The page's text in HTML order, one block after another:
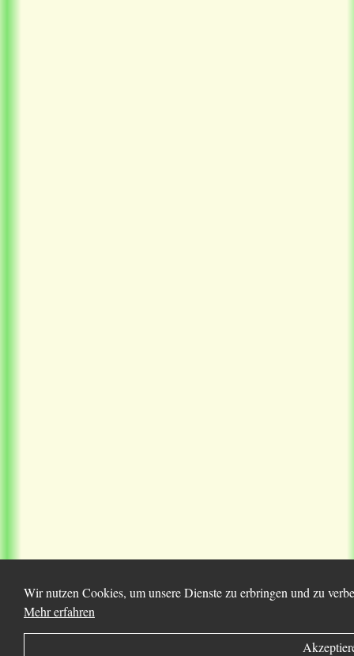
Wir nutzen Cookies, um unsere Dienste zu erbringen und zu
Mehr erfahren